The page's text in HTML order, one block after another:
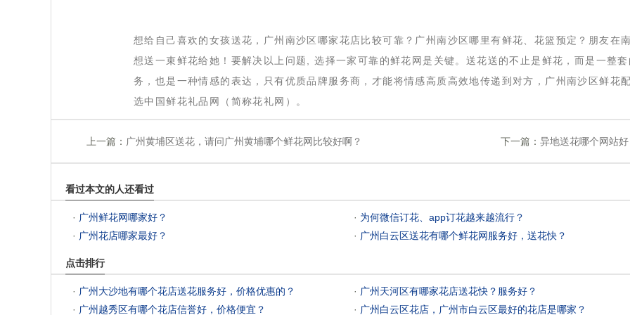
想给自己喜欢的女孩送花，广州南沙区哪家花店比较可靠？广州南沙区哪里有鲜花、花篮预定？朋友在南
想送一束鲜花给她！要解决以上问题, 选择一家可靠的鲜花网是关键。送花送的不止是鲜花，而是一整套
务，也是一种情感的表达，只有优质品牌服务商，才能将情感高质高效地传递到对方，广州南沙区鲜花配
选中国鲜花礼品网（简称花礼网）。
上一篇： 广州黄埔区送花，请问广州黄埔哪个鲜花网比较好啊？ 下一篇：异地送花哪个网站好
看过本文的人还看过
· 广州鲜花网哪家好？ · 为何微信订花、app订花越来越流行？
· 广州花店哪家最好？ · 广州白云区送花有哪个鲜花网服务好，送花快？
点击排行
· 广州大沙地有哪个花店送花服务好，价格优惠的？ · 广州天河区有哪家花店送花快？服务好？
· 广州越秀区有哪个花店信誉好，价格便宜？ · 广州白云区花店，广州市白云区最好的花店是哪家？